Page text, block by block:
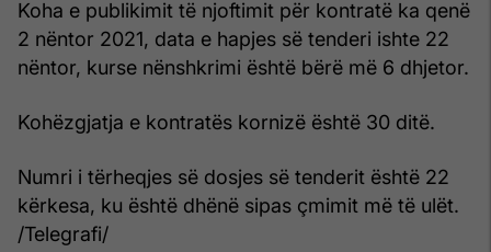
Koha e publikimit të njoftimit për kontratë ka qenë
2 nëntor 2021, data e hapjes së tenderi ishte 22
nëntor, kurse nënshkrimi është bërë më 6 dhjetor.
Kohëzgjatja e kontratës kornizë është 30 ditë.
Numri i tërheqjes së dosjes së tenderit është 22
kërkesa, ku është dhënë sipas çmimit më të ulët.
/Telegrafi/